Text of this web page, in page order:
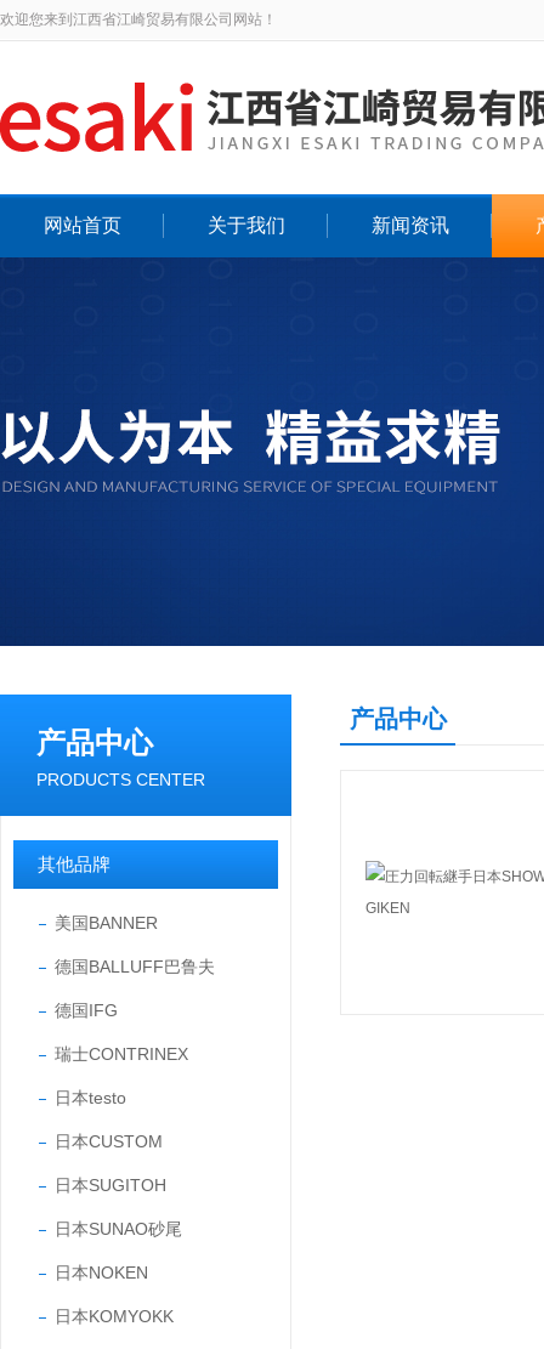
欢迎您来到江西省江崎贸易有限公司网站！
网站首页 关于我们 新闻资讯
产品中心
PRODUCTS CENTER
其他品牌
美国BANNER
德国BALLUFF巴鲁夫
德国IFG
瑞士CONTRINEX
日本testo
日本CUSTOM
日本SUGITOH
日本SUNAO砂尾
日本NOKEN
日本KOMYOKK
产品中心